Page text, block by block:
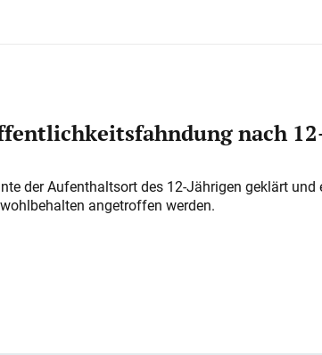
nach
der Aufenthaltsort des 12-Jährigen geklärt und
angetroffen werden.